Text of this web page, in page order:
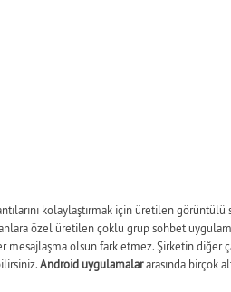
kolaylaştırmak için üretilen görüntülü
özel üretilen çoklu grup sohbet
olsun fark etmez. Şirketin diğer
Android uygulamalararasında birçok